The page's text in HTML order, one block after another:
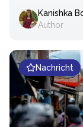
Kanishka
Author
Nachricht